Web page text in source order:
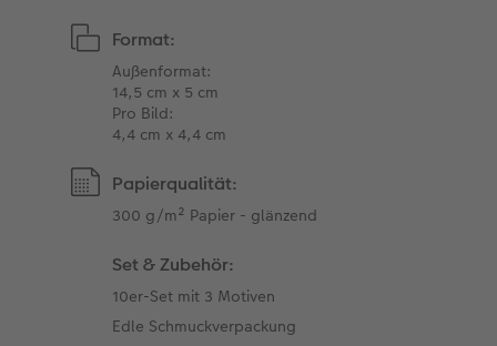
Format:
Außenformat:
14,5 cm x 5 cm
Pro Bild:
4,4 cm x 4,4 cm
Papierqualität:
300 g/m² Papier - glänzend
Set & Zubehör:
10er-Set mit 3 Motiven
Edle Schmuckverpackung